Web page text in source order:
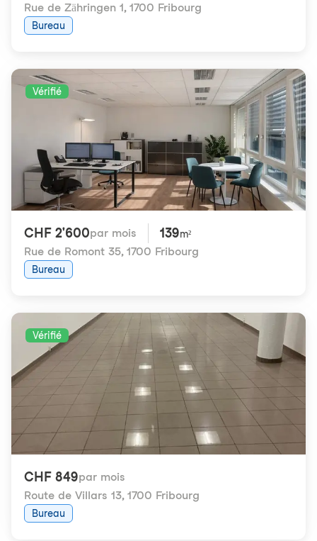
Rue de Zähringen 1, 1700 Fribourg
Bureau
Vérifié
CHF 2'600par mois 139m²
Rue de Romont 35, 1700 Fribourg
Bureau
Vérifié
CHF 849par mois
Route de Villars 13, 1700 Fribourg
Bureau